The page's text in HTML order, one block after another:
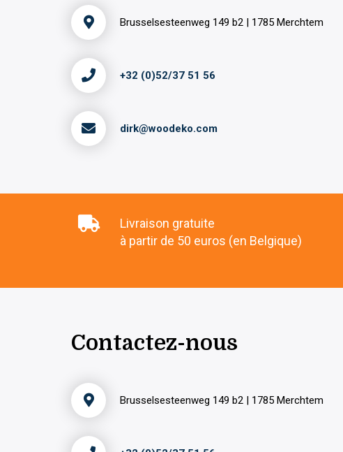
Brusselsesteenweg 149 b2 | 1785 Merchtem
+32 (0)52/37 51 56
dirk@woodeko.com
Livraison gratuite
à partir de 50 euros (en Belgique)
Contactez-nous
Brusselsesteenweg 149 b2 | 1785 Merchtem